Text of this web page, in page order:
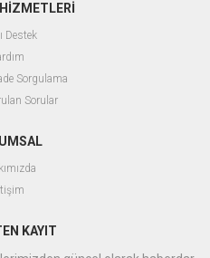
Destek
Sorgulama
Sorular
KAYIT